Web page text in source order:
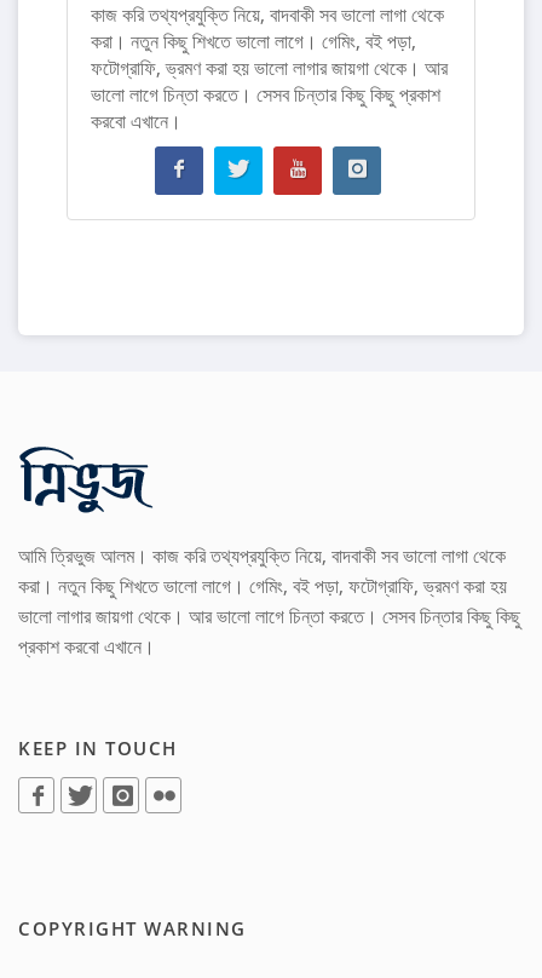
কাজ করি তথ্যপ্রযুক্তি নিয়ে, বাদবাকী সব ভালো লাগা থেকে
করা। নতুন কিছু শিখতে ভালো লাগে। গেমিং, বই পড়া,
ফটোগ্রাফি, ভ্রমণ করা হয় ভালো লাগার জায়গা থেকে। আর
ভালো লাগে চিন্তা করতে। সেসব চিন্তার কিছু কিছু প্রকাশ
করবো এখানে।
আমি ত্রিভুজ আলম। কাজ করি তথ্যপ্রযুক্তি নিয়ে, বাদবাকী সব ভালো লাগা থেকে
করা। নতুন কিছু শিখতে ভালো লাগে। গেমিং, বই পড়া, ফটোগ্রাফি, ভ্রমণ করা হয়
ভালো লাগার জায়গা থেকে। আর ভালো লাগে চিন্তা করতে। সেসব চিন্তার কিছু কিছু
প্রকাশ করবো এখানে।
KEEP IN TOUCH
COPYRIGHT WARNING